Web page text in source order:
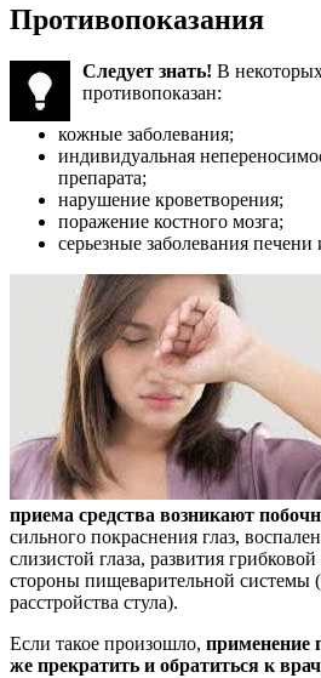
Противопоказания
Следует знать! В
противопоказан:
кожные заболевания;
индивидуальная
препарата;
нарушение кроветворения;
поражение костного мозга;
серьезные заболевания печени
приема средства возникают
сильного покраснения глаз,
слизистой глаза, развития
стороны пищеварительной системы
расстройства стула).
Если такое произошло, применение
же прекратить и обратиться к